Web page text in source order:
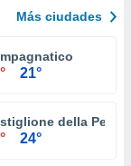
Más ciudades
21°
della
24°